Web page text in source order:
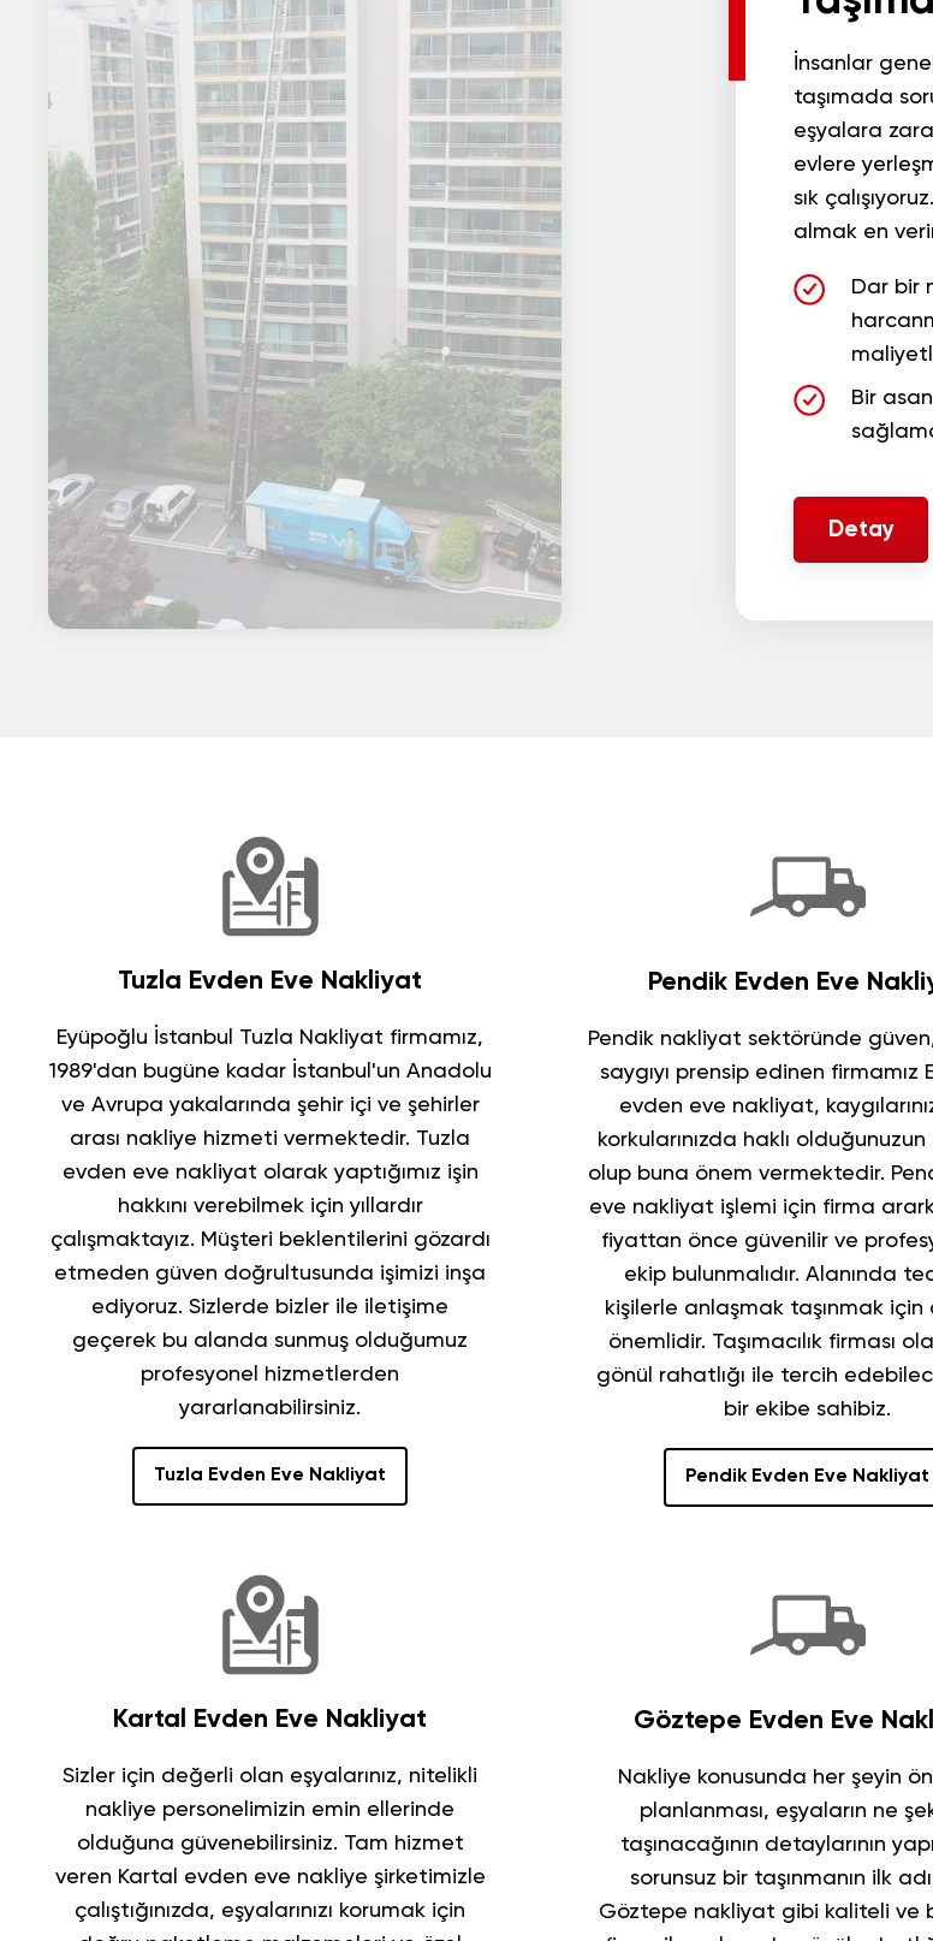
İnsanlar
taşımada
eşyalara
evlere
sık
almak en
Dar bir
Bir
Detay
Tuzla Evden Eve Nakliyat
Eyüpoğlu İstanbul Tuzla Nakliyat firmamız,
1989'dan bugüne kadar İstanbul'un Anadolu
ve Avrupa yakalarında şehir içi ve şehirler
arası nakliye hizmeti vermektedir. Tuzla
evden eve nakliyat olarak yaptığımız işin
hakkını verebilmek için yıllardır
çalışmaktayız. Müşteri beklentilerini gözardı
etmeden güven doğrultusunda işimizi inşa
ediyoruz. Sizlerde bizler ile iletişime
geçerek bu alanda sunmuş olduğumuz
profesyonel hizmetlerden
yararlanabilirsiniz.
Tuzla Evden Eve Nakliyat
Pendik Evden Eve
Pendik nakliyat sektöründe
saygıyı prensip edinen firmamız
evden eve nakliyat,
korkularınızda haklı
olup buna önem vermektedir.
eve nakliyat işlemi için firma
fiyattan önce güvenilir ve
ekip bulunmalıdır. Alanında
kişilerle anlaşmak taşınmak için
önemlidir. Taşımacılık firması
gönül rahatlığı ile tercih
bir ekibe sahibiz.
Pendik Evden Eve Nakliyat
Kartal Evden Eve Nakliyat
Sizler için değerli olan eşyalarınız, nitelikli
nakliye personelimizin emin ellerinde
olduğuna güvenebilirsiniz. Tam hizmet
veren Kartal evden eve nakliye şirketimizle
çalıştığınızda, eşyalarınızı korumak için
Göztepe Evden Eve
Nakliye konusunda her şeyin
planlanması, eşyaların ne
taşınacağının detaylarının
sorunsuz bir taşınmanın ilk
Göztepe nakliyat gibi kaliteli ve